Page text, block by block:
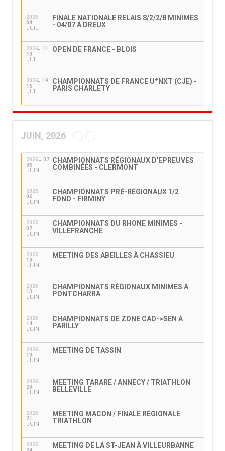
2026
04
JUIL
FINALE NATIONALE RELAIS 8/2/2/8 MINIMES
- 04/07 À DREUX
2026
10
JUIL
11 OPEN DE FRANCE - BLOIS
2026
16
JUIL
19
CHAMPIONNATS DE FRANCE U*NXT (CJE) -
PARIS CHARLETY
JUIN, 2026
2026
06
JUIN
07
CHAMPIONNATS RÉGIONAUX D'EPREUVES
COMBINÉES - CLERMONT
2026
06
JUIN
CHAMPIONNATS PRÉ-RÉGIONAUX 1/2
FOND - FIRMINY
2026
07
JUIN
CHAMPIONNATS DU RHONE MINIMES -
VILLEFRANCHE
2026
10
JUIN
MEETING DES ABEILLES À CHASSIEU
2026
13
JUIN
CHAMPIONNATS RÉGIONAUX MINIMES À
PONTCHARRA
2026
14
JUIN
CHAMPIONNATS DE ZONE CAD->SEN À
PARILLY
2026
19
JUIN
MEETING DE TASSIN
2026
20
JUIN
MEETING TARARE / ANNECY / TRIATHLON
BELLEVILLE
2026
21
JUIN
MEETING MACON / FINALE RÉGIONALE
TRIATHLON
2026
MEETING DE LA ST-JEAN À VILLEURBANNE